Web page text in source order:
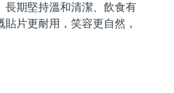
期堅持溫和清潔、飲食有
片更耐用，笑容更自然，